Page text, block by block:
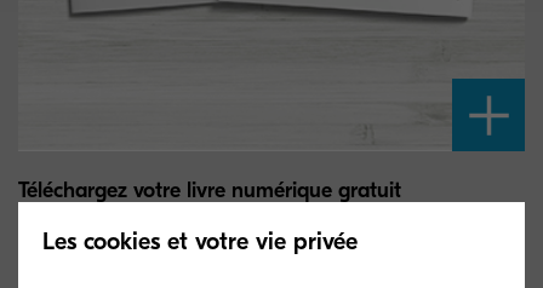
Téléchargez votre livre numérique gratuit
Consultez nos suggestions en tant qu'acteur majeur de la
Les cookies et votre vie privée